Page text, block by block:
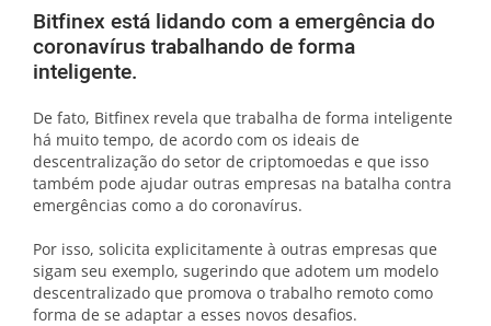
vietnamese
Bitfinex está lidando com a emergência do
coronavírus trabalhando de forma
inteligente.
De fato, Bitfinex revela que trabalha de forma inteligente
há muito tempo, de acordo com os ideais de
descentralização do setor de criptomoedas e que isso
também pode ajudar outras empresas na batalha contra
emergências como a do coronavírus.
Por isso, solicita explicitamente à outras empresas que
sigam seu exemplo, sugerindo que adotem um modelo
descentralizado que promova o trabalho remoto como
forma de se adaptar a esses novos desafios.